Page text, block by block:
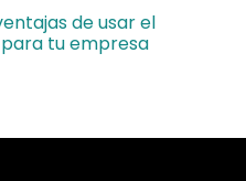
de usar el
tu empresa